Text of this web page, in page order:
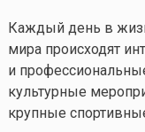
Каждый день в
мира происходят
и
культурные
крупные